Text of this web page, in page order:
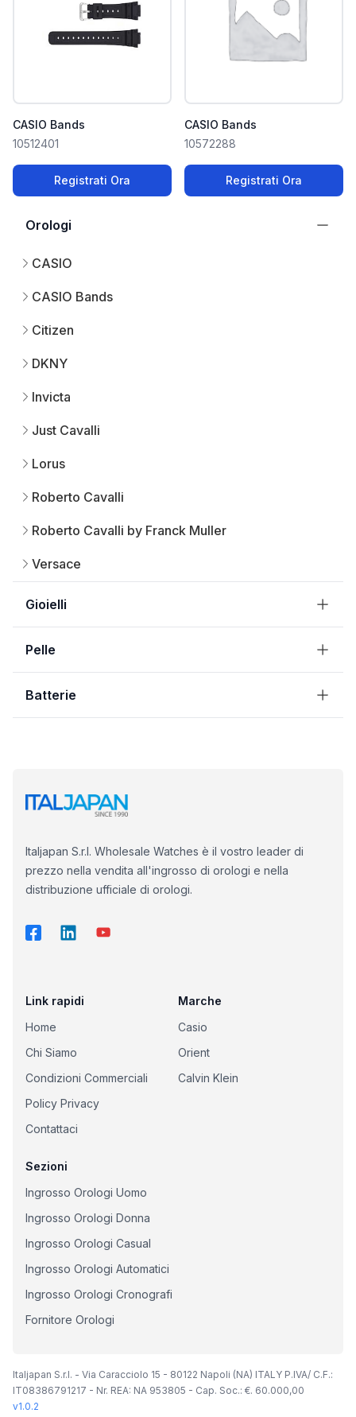
Orologi
CASIO
CASIO Bands
Citizen
DKNY
Invicta
Just Cavalli
Lorus
Roberto Cavalli
Roberto Cavalli by Franck Muller
Versace
Gioielli
Pelle
Batterie
CASIO Bands
10512401
Registrati Ora
CASIO Bands
10572288
Registrati Ora
Italjapan S.r.l. Wholesale Watches è il vostro leader di
prezzo nella vendita all'ingrosso di orologi e nella
distribuzione ufficiale di orologi.
Link rapidi
Home
Chi Siamo
Condizioni Commerciali
Policy Privacy
Contattaci
Marche
Casio
Orient
Calvin Klein
Sezioni
Ingrosso Orologi Uomo
Ingrosso Orologi Donna
Ingrosso Orologi Casual
Ingrosso Orologi Automatici
Ingrosso Orologi Cronografi
Fornitore Orologi
Italjapan S.r.l. - Via Caracciolo 15 - 80122 Napoli (NA) ITALY P.IVA/ C.F.:
IT08386791217 - Nr. REA: NA 953805 - Cap. Soc.: €. 60.000,00
v1.0.2